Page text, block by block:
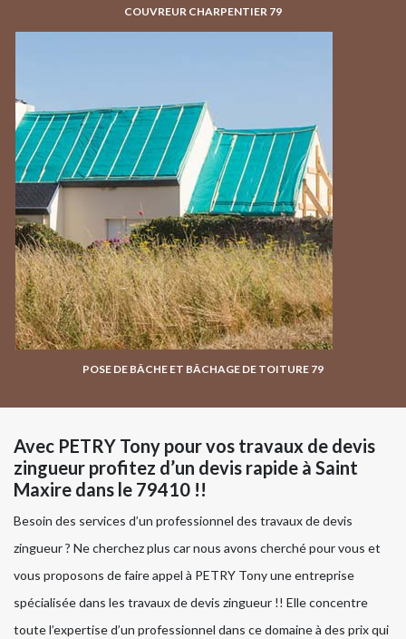
COUVREUR CHARPENTIER 79
POSE DE BÂCHE ET BÂCHAGE DE TOITURE 79
Avec PETRY Tony pour vos travaux de devis
zingueur profitez d’un devis rapide à Saint
Maxire dans le 79410 !!
Besoin des services d’un professionnel des travaux de devis
zingueur ? Ne cherchez plus car nous avons cherché pour vous et
vous proposons de faire appel à PETRY Tony une entreprise
spécialisée dans les travaux de devis zingueur !! Elle concentre
toute l’expertise d’un professionnel dans ce domaine à des prix qui